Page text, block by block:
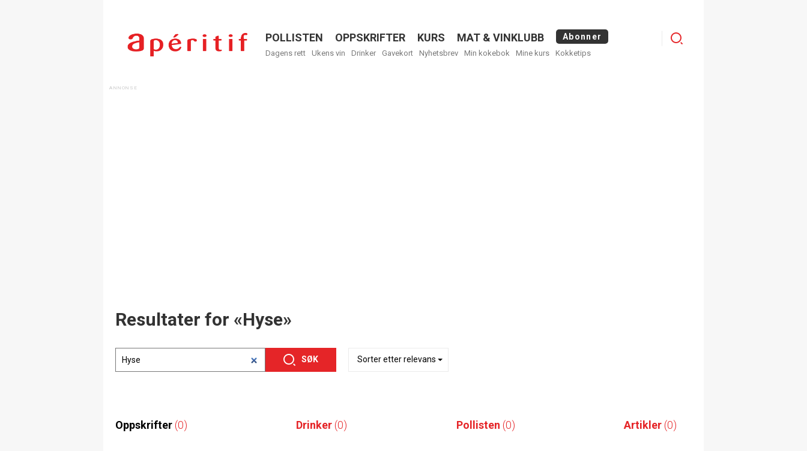
Menu
POLLISTEN OPPSKRIFTER KURS MAT & VINKLUBB Abonner
Dagens rett Ukens vin Drinker Gavekort Nyhetsbrev Min kokebok Mine kurs Kokketips
Logg
Resultater for «Hyse»
SØK
Oppskrifter (0) Drinker (0) Pollisten (0) Artikler (0)